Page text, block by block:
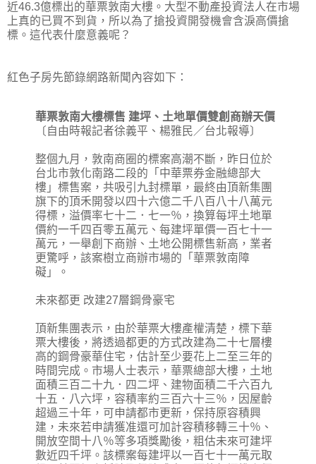
近46.3億標出的華票敦南大樓。大型不動產投資法人在市場
上真的已買不到貨，所以為了搶投資開發機會含淚高價搶
標。這代表什麼意義呢？
紅色子房先節錄網路新聞內容如下：
華票敦南大樓標售 建坪、土地單價雙創商辦天價
〔自由時報記者徐義平、楊雅民／台北報導〕
整個九月，敦南商圈的標案高潮不斷，昨日位於
台北市敦化南路二段的「中華票券金融總部大
樓」標售案，共吸引九封標單，最終由頂新集團
旗下的頂禾開發以四十六億二千八百八十八萬元
得標，溢價率七十二．七一％，換算每坪土地單
價約一千四百零五萬元、每建坪單價一百七十一
萬元，一舉創下商辦、土地公開標售新高，業者
更驚呼，該案樹立商辦市場的「華票敦南障
礙」。
未來都更 改建27層鋼骨豪宅
頂新集團表示，由於華票大樓產權清楚，標下華
票大樓後，將透過都更的方式改建為二十七層樓
高的鋼骨豪華住宅，估計至少要花上二至三年的
時間完成。市場人士表示，華票總部大樓，土地
面積三百二十九．四二坪、建物面積二千六百九
十五．八六坪，容積率約三百六十三％，因屋齡
超過三十年，可申請都市更新，保持原容積興
建，未來若申請獲准還可加計容積移轉三十％、
開放空間十八％等多項獎勵後，粗估未來可建坪
數近四千坪。該標案每建坪以一百七十一萬元取